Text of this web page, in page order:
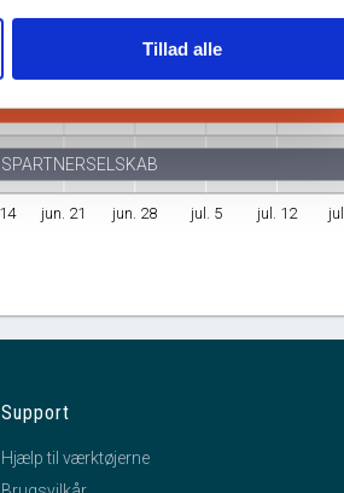
Tillad alle
jun. 21 jun. 28 jul. 5 jul. 12
Support
Hjælp til værktøjerne